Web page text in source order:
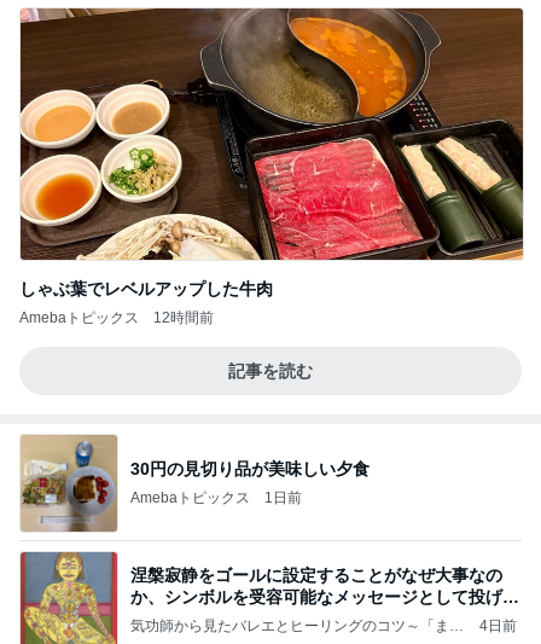
しゃぶ葉でレベルアップした牛肉
Amebaトピックス 12時間前
記事を読む
30円の見切り品が美味しい夕食
Amebaトピックス 1日前
涅槃寂静をゴールに設定することがなぜ大事なの
か、シンボルを受容可能なメッセージとして投げる
ことが
気功師から見たバレエとヒーリングのコツ～「まと
4日前